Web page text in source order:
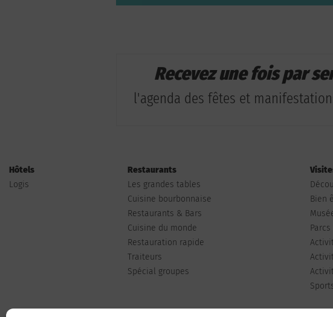
Recevez une fois par
l'agenda des fêtes et
Hôtels
Logis
Restaurants
Les grandes tables
Cuisine bourbonnaise
Restaurants & Bars
Cuisine du monde
Restauration rapide
Traiteurs
Spécial groupes
Bien